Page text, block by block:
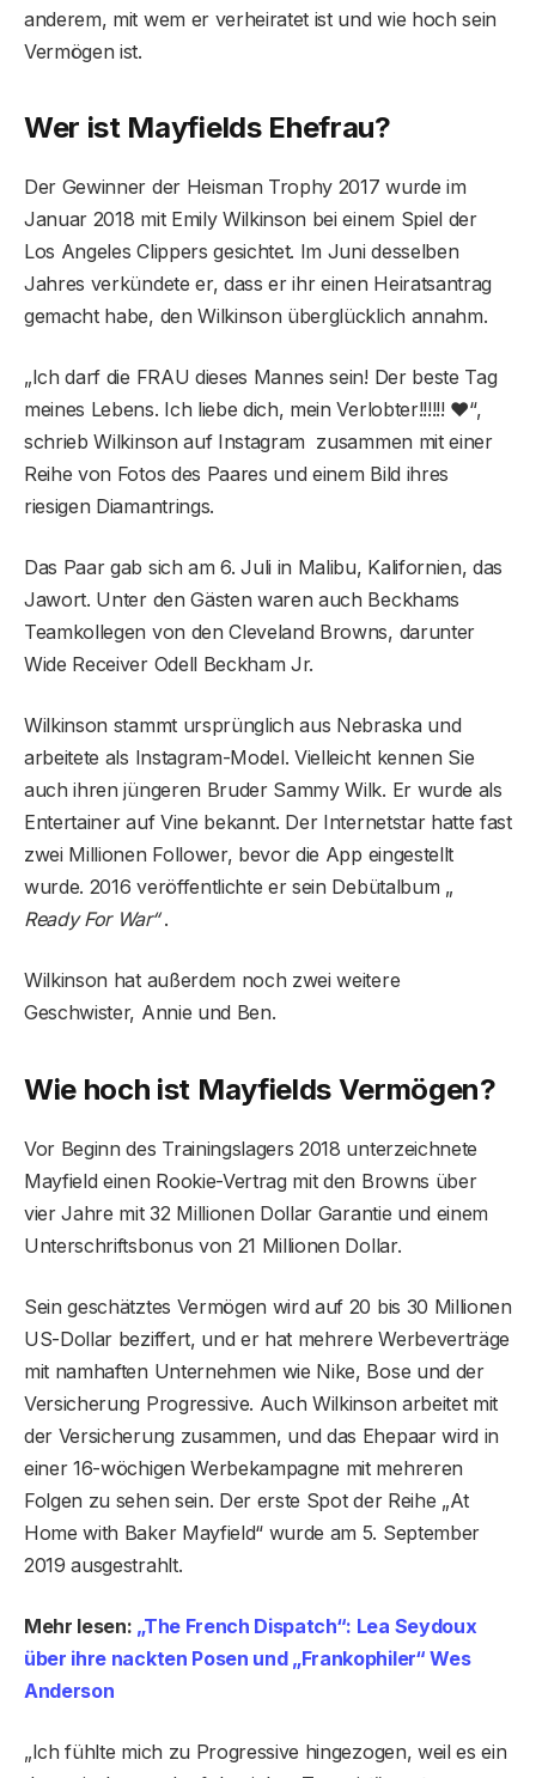
anderem, mit wem er verheiratet ist und wie hoch sein
Vermögen ist.
Wer ist Mayfields Ehefrau?
Der Gewinner der Heisman Trophy 2017 wurde im
Januar 2018 mit Emily Wilkinson bei einem Spiel der
Los Angeles Clippers gesichtet. Im Juni desselben
Jahres verkündete er, dass er ihr einen Heiratsantrag
gemacht habe, den Wilkinson überglücklich annahm.
„Ich darf die FRAU dieses Mannes sein! Der beste Tag
meines Lebens. Ich liebe dich, mein Verlobter!!!!!! ♥️“,
schrieb Wilkinson auf Instagram zusammen mit einer
Reihe von Fotos des Paares und einem Bild ihres
riesigen Diamantrings.
Das Paar gab sich am 6. Juli in Malibu, Kalifornien, das
Jawort. Unter den Gästen waren auch Beckhams
Teamkollegen von den Cleveland Browns, darunter
Wide Receiver Odell Beckham Jr.
Wilkinson stammt ursprünglich aus Nebraska und
arbeitete als Instagram-Model. Vielleicht kennen Sie
auch ihren jüngeren Bruder Sammy Wilk. Er wurde als
Entertainer auf Vine bekannt. Der Internetstar hatte fast
zwei Millionen Follower, bevor die App eingestellt
wurde. 2016 veröffentlichte er sein Debütalbum „
Ready For War“.
Wilkinson hat außerdem noch zwei weitere
Geschwister, Annie und Ben.
Wie hoch ist Mayfields Vermögen?
Vor Beginn des Trainingslagers 2018 unterzeichnete
Mayfield einen Rookie-Vertrag mit den Browns über
vier Jahre mit 32 Millionen Dollar Garantie und einem
Unterschriftsbonus von 21 Millionen Dollar.
Sein geschätztes Vermögen wird auf 20 bis 30 Millionen
US-Dollar beziffert, und er hat mehrere Werbeverträge
mit namhaften Unternehmen wie Nike, Bose und der
Versicherung Progressive. Auch Wilkinson arbeitet mit
der Versicherung zusammen, und das Ehepaar wird in
einer 16-wöchigen Werbekampagne mit mehreren
Folgen zu sehen sein. Der erste Spot der Reihe „At
Home with Baker Mayfield“ wurde am 5. September
2019 ausgestrahlt.
Mehr lesen: „The French Dispatch“: Lea Seydoux
über ihre nackten Posen und „Frankophiler“ Wes
Anderson
„Ich fühlte mich zu Progressive hingezogen, weil es ein